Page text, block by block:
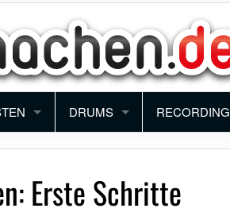
DRUMS
SCHLAGZEUG
PERCUSSION
RECORDING
Erste Schritte